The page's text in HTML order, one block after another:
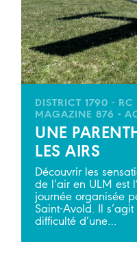
DISTRICT 1790 -
MAGAZINE 876 -
UNE
LES AIRS
Découvrir les
de l’air en ULM est
journée organisée
Saint-Avold. Il
difficulté d’une…